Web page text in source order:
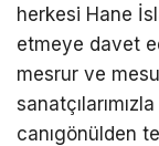
herkesi Hane
etmeye davet
mesrur ve
canıgönülden